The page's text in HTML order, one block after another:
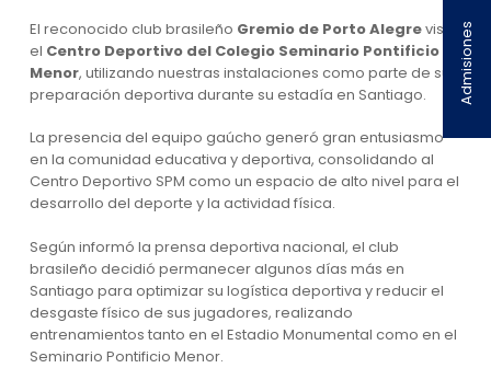
El reconocido club brasileño Gremio de Porto Alegrevisitó
el Centro Deportivo del Colegio Seminario Pontificio
Menor, utilizando nuestras instalaciones como parte de su
preparación deportiva durante su estadía en Santiago.
La presencia del equipo gaúcho generó gran entusiasmo
en la comunidad educativa y deportiva, consolidando al
Centro Deportivo SPM como un espacio de alto nivel para el
desarrollo del deporte y la actividad física.
Según informó la prensa deportiva nacional, el club
brasileño decidió permanecer algunos días más en
Santiago para optimizar su logística deportiva y reducir el
desgaste físico de sus jugadores, realizando
entrenamientos tanto en el Estadio Monumental como en el
Seminario Pontificio Menor.
Admisiones